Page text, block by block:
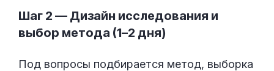
Шаг 2 — Дизайн исследования и
выбор метода (1–2 дня)
Под вопросы подбирается метод, выборка